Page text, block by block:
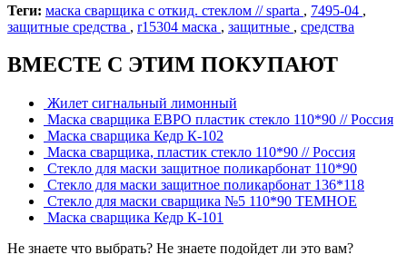
Теги: маска сварщика с откид. стеклом // sparta , 7495-04 ,
защитные средства , r15304 маска , защитные , средства
ВМЕСТЕ С ЭТИМ ПОКУПАЮТ
Жилет сигнальный лимонный
Маска сварщика ЕВРО пластик стекло 110*90 // Россия
Маска сварщика Кедр К-102
Маска сварщика, пластик стекло 110*90 // Россия
Стекло для маски защитное поликарбонат 110*90
Стекло для маски защитное поликарбонат 136*118
Стекло для маски сварщика №5 110*90 ТЕМНОЕ
Маска сварщика Кедр К-101
Не знаете что выбрать? Не знаете подойдет ли это вам?